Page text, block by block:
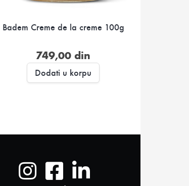
Badem Creme de la creme 100g
749,00 din
Dodati u korpu